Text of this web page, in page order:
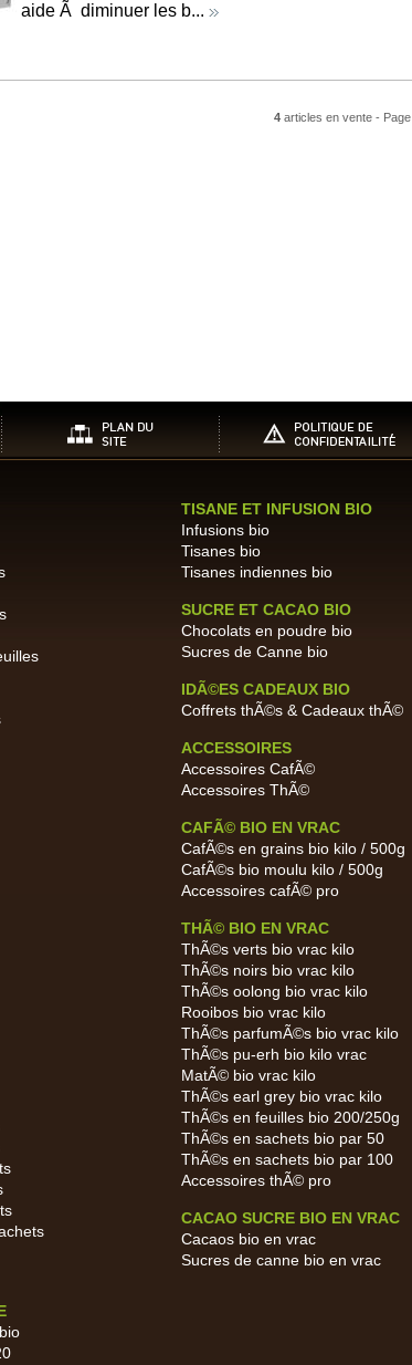
aide Ã diminuer les b...
4 articles en vente - Page
TISANE ET INFUSION BIO
Infusions bio
Tisanes bio
Tisanes indiennes bio
SUCRE ET CACAO BIO
Chocolats en poudre bio
Sucres de Canne bio
IDÃ©ES CADEAUX BIO
Coffrets thÃ©s & Cadeaux thÃ©
ACCESSOIRES
Accessoires CafÃ©
Accessoires ThÃ©
CAFÃ© BIO EN VRAC
CafÃ©s en grains bio kilo / 500g
CafÃ©s bio moulu kilo / 500g
Accessoires cafÃ© pro
THÃ© BIO EN VRAC
ThÃ©s verts bio vrac kilo
ThÃ©s noirs bio vrac kilo
ThÃ©s oolong bio vrac kilo
Rooibos bio vrac kilo
ThÃ©s parfumÃ©s bio vrac kilo
ThÃ©s pu-erh bio kilo vrac
MatÃ© bio vrac kilo
ThÃ©s earl grey bio vrac kilo
ThÃ©s en feuilles bio 200/250g
ThÃ©s en sachets bio par 50
ThÃ©s en sachets bio par 100
Accessoires thÃ© pro
CACAO SUCRE BIO EN VRAC
Cacaos bio en vrac
Sucres de canne bio en vrac